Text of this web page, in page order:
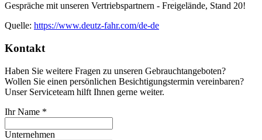
Gespräche mit unseren Vertriebspartnern - Freigelände, Stand 20!
Quelle: https://www.deutz-fahr.com/de-de
Kontakt
Haben Sie weitere Fragen zu unseren Gebrauchtangeboten?
Wollen Sie einen persönlichen Besichtigungstermin vereinbaren?
Unser Serviceteam hilft Ihnen gerne weiter.
Ihr Name *
Unternehmen